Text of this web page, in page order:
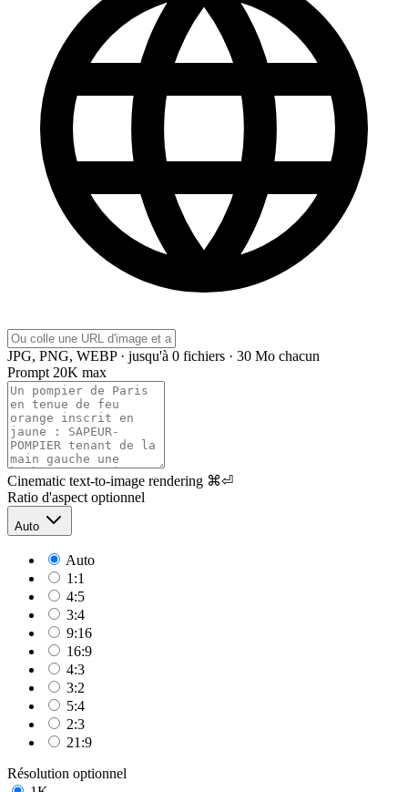
JPG, PNG, WEBP · jusqu'à 0 fichiers · 30 Mo chacun
Prompt 20K max
Cinematic text-to-image rendering ⌘⏎
Ratio d'aspect optionnel
Auto
Auto
1:1
4:5
3:4
9:16
16:9
4:3
3:2
5:4
2:3
21:9
Résolution optionnel